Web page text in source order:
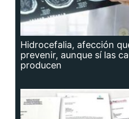
Hidrocefalia, afección
prevenir, aunque sí las
producen